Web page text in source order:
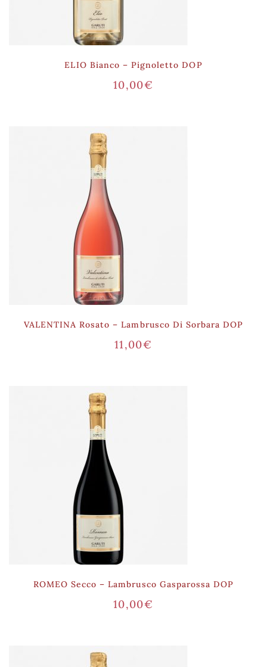
ELIO Bianco – Pignoletto DOP
10,00€
VALENTINA Rosato – Lambrusco Di Sorbara DOP
11,00€
ROMEO Secco – Lambrusco Gasparossa DOP
10,00€